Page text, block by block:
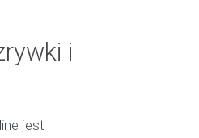
i
jest